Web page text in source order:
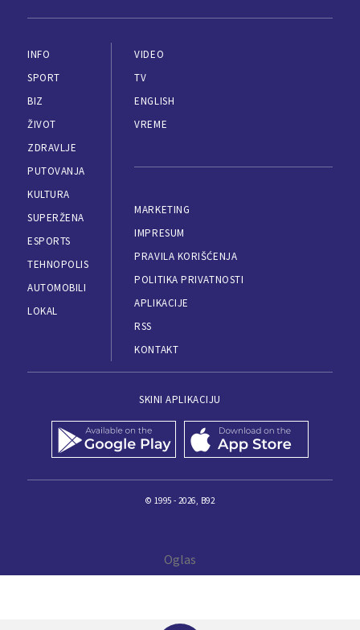
INFO
SPORT
BIZ
ŽIVOT
ZDRAVLJE
PUTOVANJA
KULTURA
SUPERŽENA
ESPORTS
TEHNOPOLIS
AUTOMOBILI
LOKAL
VIDEO
TV
ENGLISH
VREME
MARKETING
IMPRESUM
PRAVILA KORIŠĆENJA
POLITIKA PRIVATNOSTI
APLIKACIJE
RSS
KONTAKT
SKINI APLIKACIJU
© 1995 - 2026, B92